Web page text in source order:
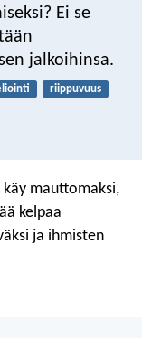
Ei se
jalkoihinsa.
riippuvuus
mauttomaksi,
kelpaa
ja ihmisten